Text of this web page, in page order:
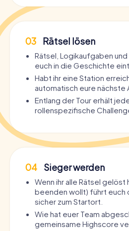
03 Rätsel lösen
Rätsel, Logikaufgaben und
euch in die Geschichte
Habt ihr eine Station
automatisch eure nächste
Entlang der Tour erhält
rollenspezifische
04 Sieger werden
Wenn ihr alle Rätsel
beenden wollt) führt euch
sicher zum Startort.
Wie hat euer Team
gemeinsame Highscore